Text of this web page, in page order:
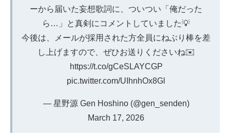
ーから届いた妄想歌詞に、ついつい「俺だった
ら…」と真剣にコメントしていました💡
今後は、メールが採用された方全員にねぶり棒を差
し上げますので、ぜひお送りくださいね✉️
https://t.co/gCeSLAYCGP
pic.twitter.com/UIhnhOx8Gl
— 星野源 Gen Hoshino (@gen_senden)
March 17, 2026